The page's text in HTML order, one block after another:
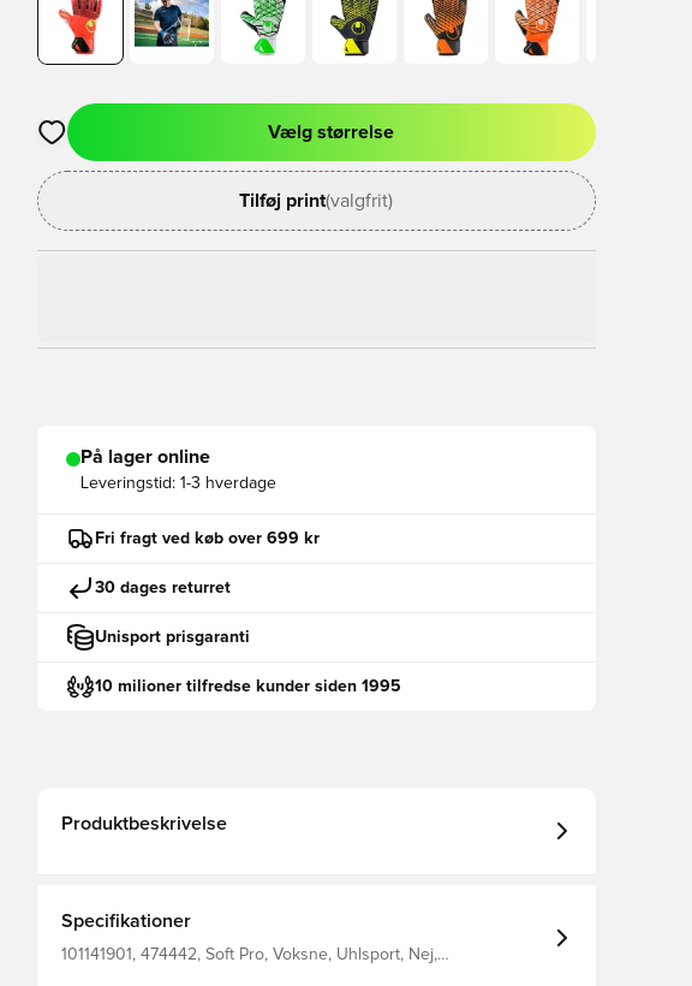
Åbner en Modal til at logge ind eller tilmelde dig som medlem
Vælg størrelse
Tilføj print(valgfrit)
På lager online
Leveringstid: 1-3 hverdage
Fri fragt ved køb over 699 kr
30 dages returret
Unisport prisgaranti
10 milioner tilfredse kunder siden 1995
Produktbeskrivelse
Specifikationer
101141901, 474442, Soft Pro, Voksne, Uhlsport, Nej,